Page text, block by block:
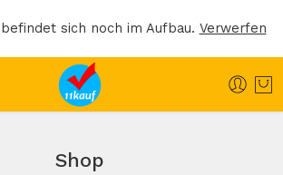
sich noch im Aufbau. Verwerfen
Shop